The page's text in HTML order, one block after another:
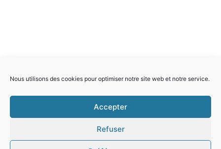
Nous utilisons des cookies pour optimiser notre site web et notre service.
Accepter
Refuser